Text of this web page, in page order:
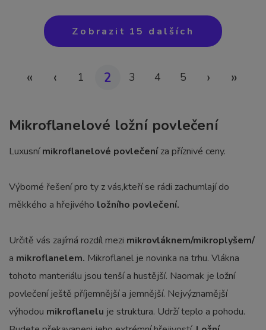
Zobrazit 15 dalších
« ‹ 1 2 3 4 5 › »
Mikroflanelové ložní povlečení
Luxusnímikroflanelové povlečeníza příznivé ceny.
Výborné řešení pro ty z vás,kteří se rádi zachumlají do
měkkého a hřejivého ložního povlečení.
Určitě vás zajímá rozdíl mezi mikrovláknem/mikroplyšem/
a mikroflanelem. Mikroflanel je novinka na trhu. Vlákna
tohoto manteriálu jsou tenší a hustější. Naomak je ložní
povlečení ještě příjemnější a jemnější. Nejvýznamější
výhodou mikroflanelu je struktura. Udrží teplo a pohodu.